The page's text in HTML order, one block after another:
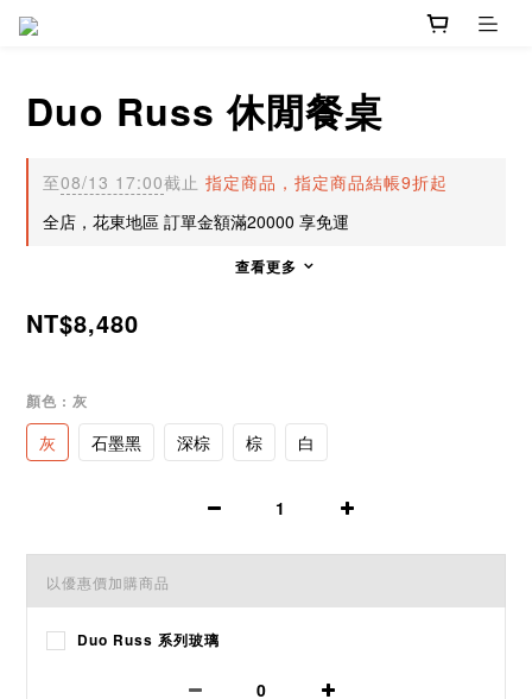
Duo Russ 休閒餐桌
至08/13 17:00截止 指定商品，指定商品結帳9折起
全店，花東地區 訂單金額滿20000 享免運
查看更多
NT$8,480
顏色 : 灰
灰 石墨黑 深棕 棕 白
以優惠價加購商品
Duo Russ 系列玻璃